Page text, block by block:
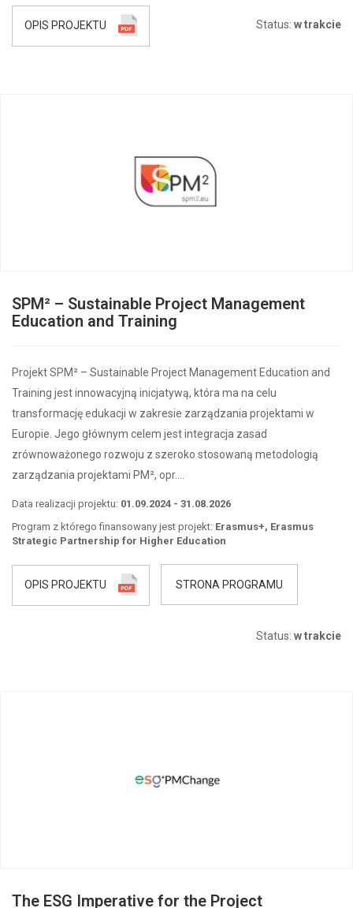
OPIS PROJEKTU Status: w trakcie
SPM² – Sustainable Project Management
Education and Training
Projekt SPM² – Sustainable Project Management Education and
Training jest innowacyjną inicjatywą, która ma na celu
transformację edukacji w zakresie zarządzania projektami w
Europie. Jego głównym celem jest integracja zasad
zrównoważonego rozwoju z szeroko stosowaną metodologią
zarządzania projektami PM², opr….
Data realizacji projektu: 01.09.2024 - 31.08.2026
Program z którego finansowany jest projekt: Erasmus+, Erasmus
Strategic Partnership for Higher Education
OPIS PROJEKTU STRONA PROGRAMU
Status: w trakcie
The ESG Imperative for the Project